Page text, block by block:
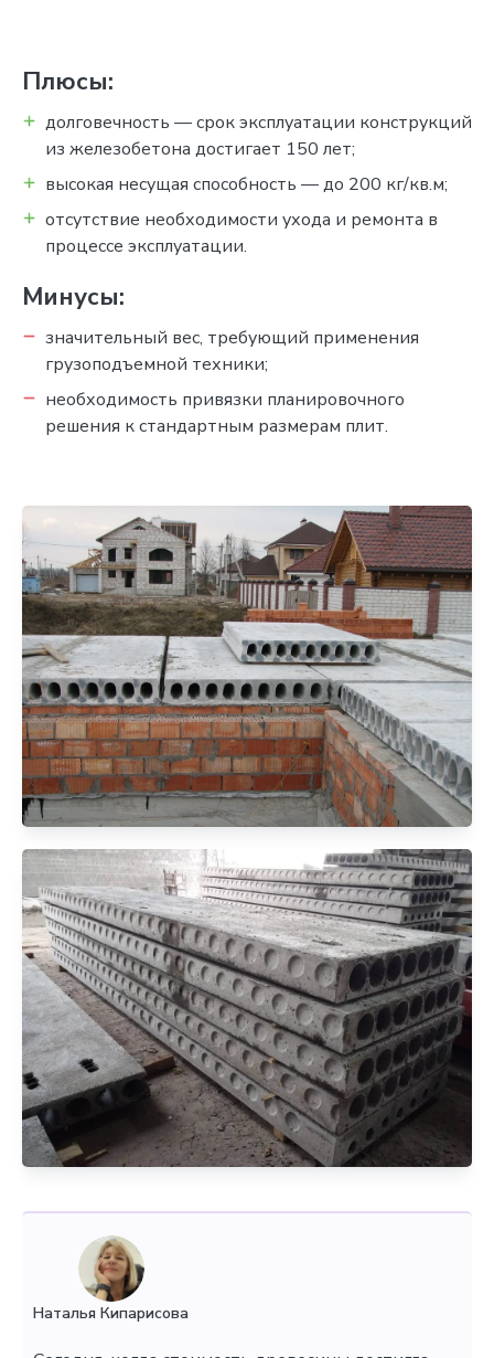
Плюсы:
долговечность — срок эксплуатации конструкций
из железобетона достигает 150 лет;
высокая несущая способность — до 200 кг/кв.м;
отсутствие необходимости ухода и ремонта в
процессе эксплуатации.
Минусы:
значительный вес, требующий применения
грузоподъемной техники;
необходимость привязки планировочного
решения к стандартным размерам плит.
Наталья Кипарисова